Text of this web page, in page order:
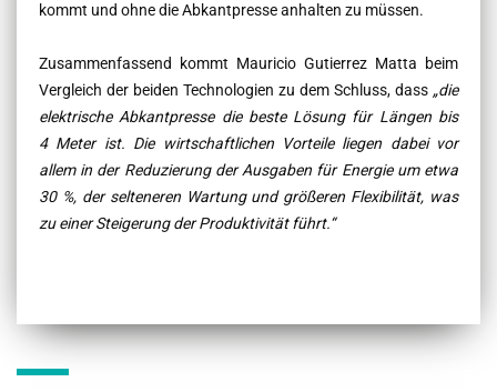
kommt und ohne die Abkantpresse anhalten zu müssen.
Zusammenfassend kommt Mauricio Gutierrez Matta beim
Vergleich der beiden Technologien zu dem Schluss, dass „die
elektrische Abkantpresse die beste Lösung für Längen bis
4 Meter ist. Die wirtschaftlichen Vorteile liegen dabei vor
allem in der Reduzierung der Ausgaben für Energie um etwa
30 %, der selteneren Wartung und größeren Flexibilität, was
zu einer Steigerung der Produktivität führt.“